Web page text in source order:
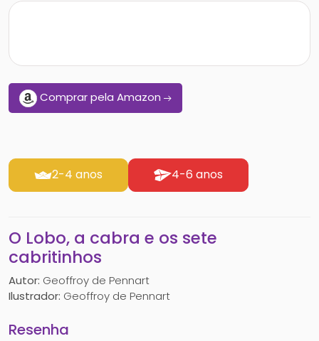
Comprar pela Amazon
2-4 anos 4-6 anos
O Lobo, a cabra e os sete
cabritinhos
Autor: Geoffroy de Pennart
Ilustrador: Geoffroy de Pennart
Resenha